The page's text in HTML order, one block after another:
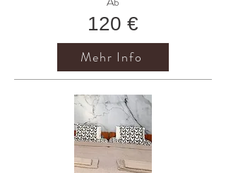
120 €
Mehr Info